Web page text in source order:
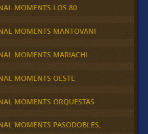
MOMENTS LOS 80
MOMENTS MANTOVANI
MOMENTS MARIACHI
MOMENTS OESTE
MOMENTS ORQUESTAS
MOMENTS PASODOBLES,